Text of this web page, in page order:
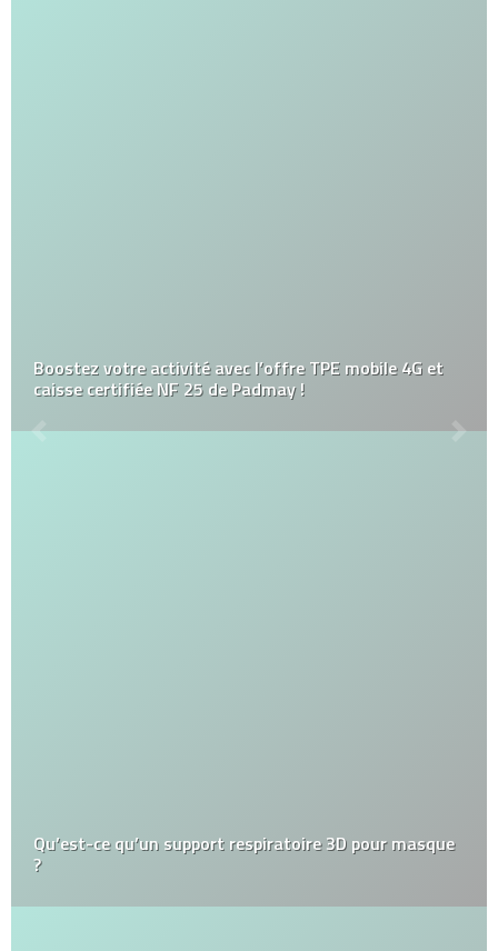
Boostez votre activité avec l’offre TPE mobile 4G et
caisse certifiée NF 25 de Padmay !
Qu’est-ce qu’un support respiratoire 3D pour masque
?